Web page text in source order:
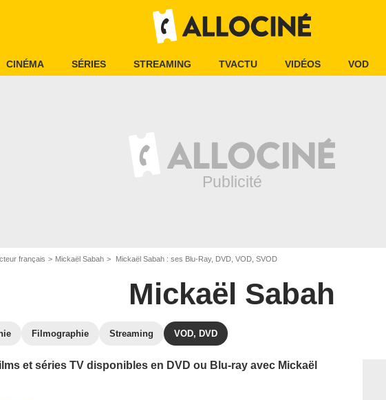
CINÉMA SÉRIES STREAMING TVACTU VIDÉOS VOD
français Mickaël Sabah Mickaël Sabah : ses Blu-Ray, DVD, VOD, SVOD
Mickaël Sabah
Filmographie Streaming VOD, DVD
et séries TV disponibles en DVD ou Blu-ray avec Mickaël